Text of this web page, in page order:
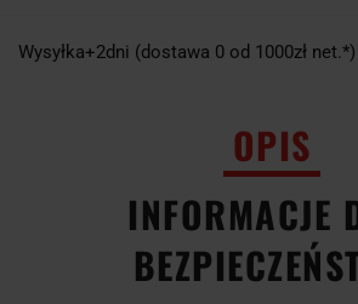
Wysyłka+2dni (dostawa 0 od 1000zł net.*)
OPIS
INFORMACJE